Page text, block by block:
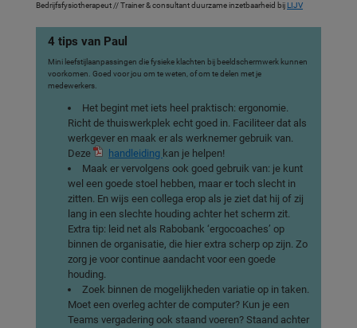
Bedrijfsfysiotherapeut // Trainer & consultant duurzame inzetbaarheid bij LIJV
4 tips van Paul
Mini leefstijlaanpassingen die fysieke klachten bij beeldschermwerk kunnen
voorkomen. Goed voor jou om te weten, of om te delen met je
medewerkers.
Het begint met iets heel praktisch: ergonomie.
Richt de thuiswerkplek echt goed in. Faciliteer dat als
werkgever en maak er als werknemer gebruik van.
Deze
handleiding kan je helpen!
Maak er vervolgens ook goed gebruik van: je kunt
wel een goede stoel hebben, maar er toch slecht in
zitten. En wijs een collega erop als je ziet dat hij of zij
lang in een slechte houding achter het scherm zit.
Extra tip: leid net als Rabobank ‘ergocoaches’ op
binnen de organisatie, die hier extra scherp op zijn. Zo
zorg je voor continue aandacht voor een goede
houding.
Zoek binnen de mogelijkheden variatie op in taken.
Moet een overleg achter de computer? Kun je een
Teams vergadering ook staand voeren? Staand achter